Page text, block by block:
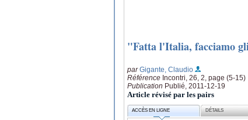
"Fatta l'Italia, facciamo
parGigante, Claudio
Référence Incontri, 26, 2, page (5-15)
Publication Publié, 2011-12-19
Article révisé par les pairs
ACCÈS EN LIGNE DÉTAILS